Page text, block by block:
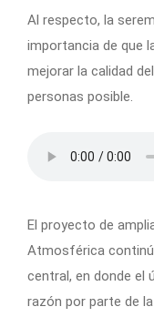
Al respecto, la
importancia de que
mejorar la calidad
personas posible.
El proyecto de
Atmosférica
central, en donde el
razón por parte de